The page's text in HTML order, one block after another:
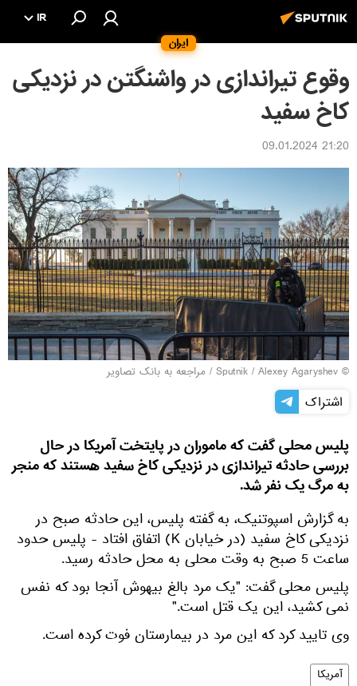
ایران
IR
وقوع تیراندازی در واشنگتن در نزدیکی
کاخ سفید
21:20 09.01.2024
© Sputnik / Alexey Agaryshev
/ مراجعه به بانک تصاویر
اشتراک
پلیس محلی گفت که ماموران در پایتخت آمریکا در حال
بررسی حادثه تیراندازی در نزدیکی کاخ سفید هستند که منجر
به مرگ یک نفر شد.
به گزارش اسپوتنیک، به گفته پلیس، این حادثه صبح در
نزدیکی کاخ سفید (در خیابان K) اتفاق افتاد - پلیس حدود
ساعت 5 صبح به وقت محلی به محل حادثه رسید.
پلیس محلی گفت: "یک مرد بالغ بیهوش آنجا بود که نفس
نمی کشید، این یک قتل است."
وی تایید کرد که این مرد در بیمارستان فوت کرده است.
آمریکا